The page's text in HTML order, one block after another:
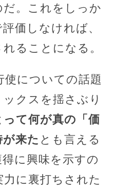
。これをしっか
価しなければ、
ることになる。
使についての話題
クスを揺さぶり
って何が真の「価
来た とも言える
に興味を示すの
に裏打ちされた